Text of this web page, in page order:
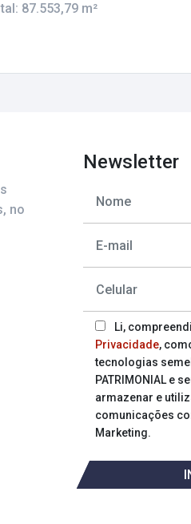
87.553,79 m²
no
Newsletter
Li,
Privacidade,
tecnologias
PATRIMONIAL e
armazenar e
comunicações
Marketing.